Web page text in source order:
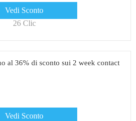
Vedi Sconto
26 Clic
al 36% di sconto sui 2 week contact
Vedi Sconto